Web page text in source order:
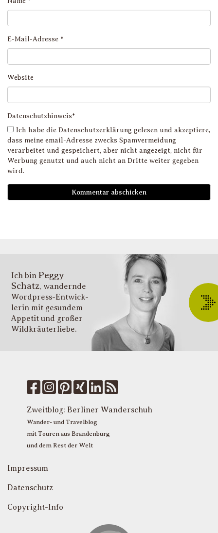
E-Mail-Adresse *
Website
Datenschutzhinweis*
Ich habe die Datenschutzerklärung gelesen und akzeptiere,
dass meine email-Adresse zwecks Spamvermeidung
verarbeitet und gespeichert, aber nicht angezeigt, nicht für
Werbung genutzt und auch nicht an Dritte weiter gegeben
wird.
Ich bin Peggy
Schatz, wandernde
Wordpress-Entwick­
lerin mit gesundem
Appetit und großer
Wildkräuter­liebe.
Zweitblog: Berliner Wanderschuh
Wander- und Travelblog
mit Touren aus Brandenburg
und dem Rest der Welt
Impressum
Datenschutz
Copyright-Info